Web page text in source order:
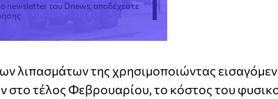
newsletter του Dnews, αποδέχεστε
λιπασμάτων της χρησιμοποιώντας
στο τέλος Φεβρουαρίου, το κόστος του